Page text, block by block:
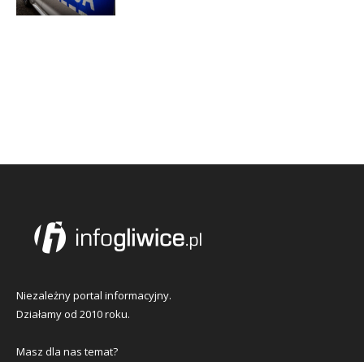
Niezależny portal informacyjny.
Działamy od 2010 roku.
Masz dla nas temat?